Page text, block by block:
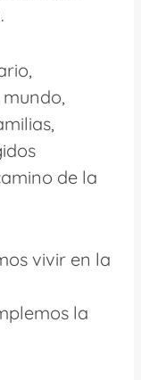
de la
vivir en la
la